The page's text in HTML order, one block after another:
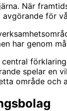
När
för
har genom
spelar en
område och